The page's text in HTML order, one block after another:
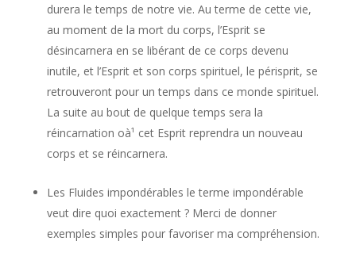
durera le temps de notre vie. Au terme de cette vie,
au moment de la mort du corps, l’Esprit se
désincarnera en se libérant de ce corps devenu
inutile, et l’Esprit et son corps spirituel, le périsprit, se
retrouveront pour un temps dans ce monde spirituel.
La suite au bout de quelque temps sera la
réincarnation oà¹ cet Esprit reprendra un nouveau
corps et se réincarnera.
Les Fluides impondérables le terme impondérable
veut dire quoi exactement ? Merci de donner
exemples simples pour favoriser ma compréhension.